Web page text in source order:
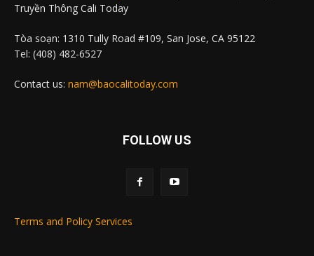
Truyền Thông Cali Today
Tòa soạn: 1310 Tully Road #109, San Jose, CA 95122
Tel: (408) 482-6527
Contact us: nam@baocalitoday.com
FOLLOW US
Terms and Policy Services